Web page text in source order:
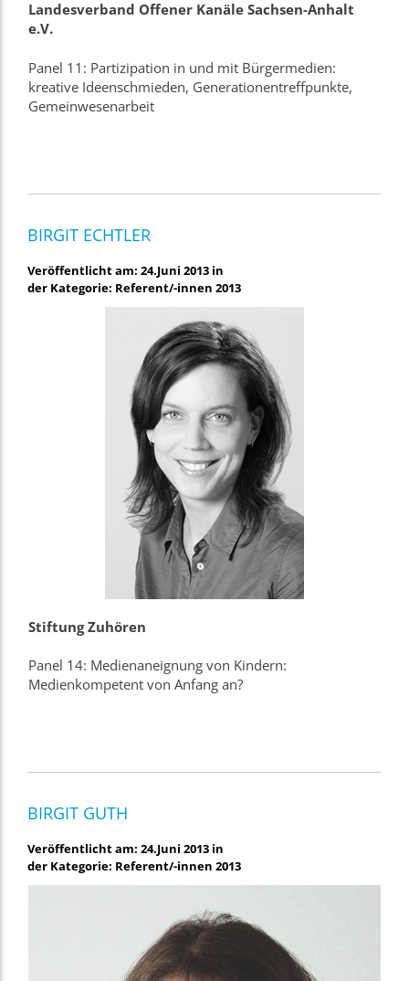
Landesverband Offener Kanäle Sachsen-Anhalt
e.V.
Panel 11: Partizipation in und mit Bürgermedien:
kreative Ideenschmieden, Generationentreffpunkte,
Gemeinwesenarbeit
BIRGIT ECHTLER
Veröffentlicht am: 24.Juni 2013 in
der Kategorie: Referent/-innen 2013
Stiftung Zuhören
Panel 14: Medienaneignung von Kindern:
Medienkompetent von Anfang an?
BIRGIT GUTH
Veröffentlicht am: 24.Juni 2013 in
der Kategorie: Referent/-innen 2013